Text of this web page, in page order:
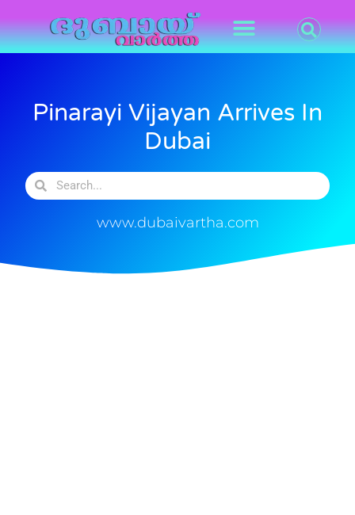
Pinarayi Vijayan Arrives In
Dubai
www.dubaivartha.com